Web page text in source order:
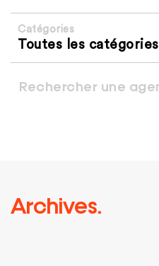
Catégories
Toutes les catégories
Archives.